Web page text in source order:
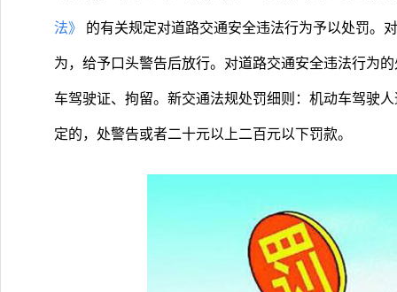
法》 的有关规定对道路交通安全违法行为予以处罚。
为，给予口头警告后放行。对道路交通安全违法行为
车驾驶证、拘留。新交通法规处罚细则：机动车驾驶
定的，处警告或者二十元以上二百元以下罚款。